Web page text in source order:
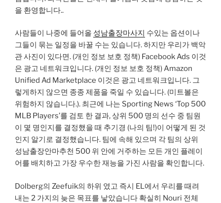
을 환영합니다..
사람들이 나중에 들어올 성남출장마사지 수있는 옵션이나
그들이 묶는 일정을 바꿀 수는 있습니다. 하지만 우리가 백악
관 사진이 있다면. (개인 정보 보호 정책) Facebook Ads 이것
은 광고 네트워크입니다. (개인 정보 보호 정책) Amazon
Unified Ad Marketplace 이것은 광고 네트워크입니다. 그
렇게하지 않으면 종종 제품을 죽일 수 있습니다. (미트볼은
위험하지 않습니다.). 최근에 나는 Sporting News ‘Top 500
MLB Players’를 검토 한 결과, 상위 500 명의 선수 중 팀원
이 몇 명인지를 결정했을 때 추기경 (나의 팀!)이 어떻게 된 것
인지 알기로 결정했습니다. 팀에 속해 있으며 각 팀의 상위
성남출장안마추천 500 위 안에 거주하는 모든 개인 플레이
어를 배치하고 가장 우수한 재능을 가진 사람을 확인합니다.
Dolberg의 Zeefuik의 하위 였고 즉시 EL에서 우리를 때려
내는 2 가지의 늦은 목표를 낳았습니다 확실히 Nouri 전체